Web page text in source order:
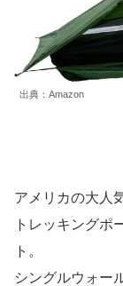
出典：Amazon
アメリカの大人
トレッキングポ
ト。
シングルウォー